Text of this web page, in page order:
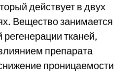
действует в двух
Вещество занимается
тканей,
препарата
проницаемости